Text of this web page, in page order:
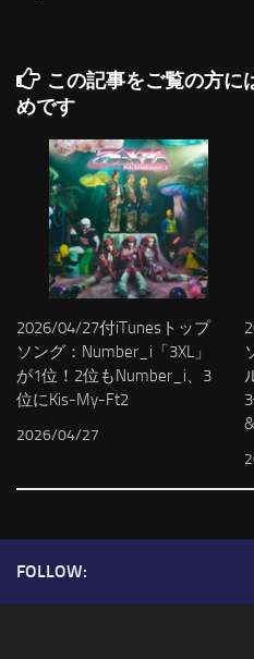
この記事をご覧の方に
めです
2026/04/27付iTunesトップ
ソング：Number_i「3XL」
が1位！2位もNumber_i、3
位にKis-My-Ft2
2026/04/27
FOLLOW: